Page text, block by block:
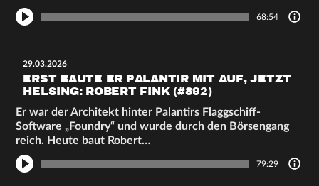
68:54
29.03.2026
ERST BAUTE ER PALANTIR MIT AUF, JETZT
HELSING: ROBERT FINK (#892)
Er war der Architekt hinter Palantirs Flaggschiff-
Software „Foundry“ und wurde durch den Börsengang
reich. Heute baut Robert…
79:29